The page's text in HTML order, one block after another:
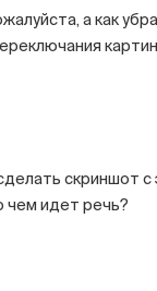
а как
скриншот с
чем идет речь?